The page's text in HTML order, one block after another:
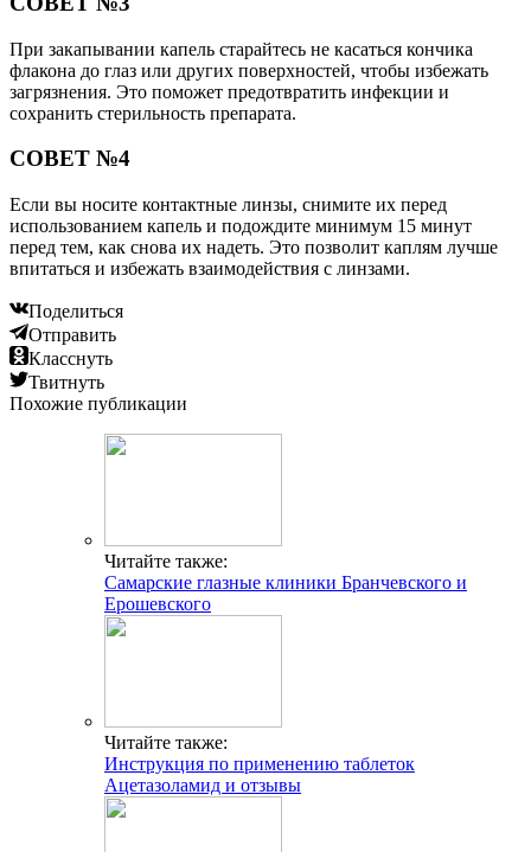
При закапывании капель старайтесь не касаться кончика
флакона до глаз или других поверхностей, чтобы избежать
загрязнения. Это поможет предотвратить инфекции и
сохранить стерильность препарата.
СОВЕТ №4
Если вы носите контактные линзы, снимите их перед
использованием капель и подождите минимум 15 минут
перед тем, как снова их надеть. Это позволит каплям лучше
впитаться и избежать взаимодействия с линзами.
Поделиться
Отправить
Класснуть
Твитнуть
Похожие публикации
Читайте также:
Самарские глазные клиники Бранчевского и
Ерошевского
Читайте также:
Инструкция по применению таблеток
Ацетазоламид и отзывы